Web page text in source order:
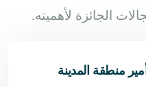
الجائزة لأهميته.
منطقة المدينة